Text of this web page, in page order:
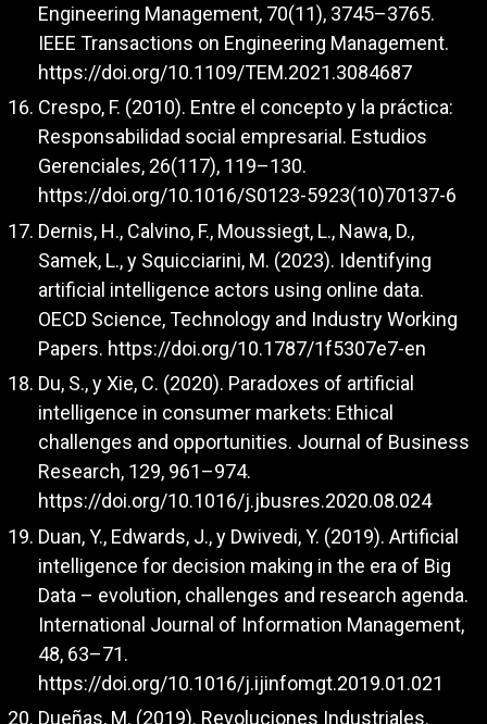
Engineering Management, 70(11), 3745–3765.
IEEE Transactions on Engineering Management.
https://doi.org/10.1109/TEM.2021.3084687
Crespo, F. (2010). Entre el concepto y la práctica:
Responsabilidad social empresarial. Estudios
Gerenciales, 26(117), 119–130.
https://doi.org/10.1016/S0123-5923(10)70137-6
Dernis, H., Calvino, F., Moussiegt, L., Nawa, D.,
Samek, L., y Squicciarini, M. (2023). Identifying
artificial intelligence actors using online data.
OECD Science, Technology and Industry Working
Papers. https://doi.org/10.1787/1f5307e7-en
Du, S., y Xie, C. (2020). Paradoxes of artificial
intelligence in consumer markets: Ethical
challenges and opportunities. Journal of Business
Research, 129, 961–974.
https://doi.org/10.1016/j.jbusres.2020.08.024
Duan, Y., Edwards, J., y Dwivedi, Y. (2019). Artificial
intelligence for decision making in the era of Big
Data – evolution, challenges and research agenda.
International Journal of Information Management,
48, 63–71.
https://doi.org/10.1016/j.ijinfomgt.2019.01.021
Dueñas, M. (2019). Revoluciones Industriales.